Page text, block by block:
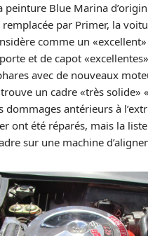
peinture Blue Marina
par Primer, la
comme un
et de capot
avec de nouveaux
un cadre «très solide»
dommages antérieurs à
ont été réparés, mais la
sur une machine